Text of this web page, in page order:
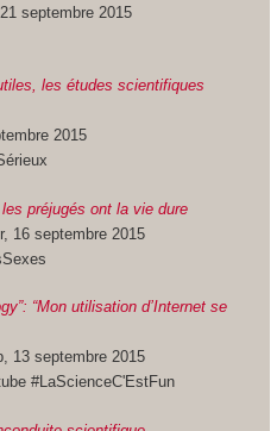
septembre 2015
les études scientifiques
2015
préjugés ont la vie dure
16 septembre 2015
“Mon utilisation d’Internet se
13 septembre 2015
#LaScienceC'EstFun